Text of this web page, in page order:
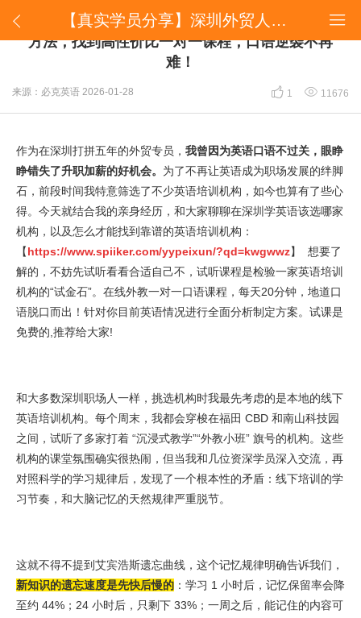
 
【真实学员分享】深圳外贸人亲测英语机构：选对方法，找到高性价比一对一课程，口语逆袭不再难！
【真实学员分享】深圳外贸人亲测英语机构：选对
方法，找到高性价比一对一课程，口语逆袭不再
难！
来源：必克英语 2026-01-28  1  11676
作为在深圳打拼五年的外贸专员， 我曾因为英语口语不过关，眼睁
睁错失了升职加薪的好机会。 为了不再让英语成为职场发展的绊脚
石，前段时间我特意筛选了不少英语培训机构，如今也算有了些心
得。今天就结合我的亲身经历，和大家聊聊在深圳学英语该选哪家
机构，以及怎么才能找到靠谱的英语培训机构：
【https://www.spiiker.com/yypeixun/?qd=kwgwwz】 想要了
解的，不妨先试听看看合适自己不，试听课程是检验一家英语培训
机构的“试金石”。在线外教一对一口语课程，每天20分钟，地道口
语脱口而出！针对你目前英语情况进行全面分析制定方案。试课是
免费的,推荐给大家!
和大多数深圳职场人一样，挑选机构时我最先考虑的是本地的线下
英语培训机构。每个周末，我都会穿梭在福田 CBD 和南山科技园
之间，试听了多家打着 “沉浸式教学”“外教小班” 旗号的机构。这些
机构的课堂氛围确实很热闹，但当我和几位资深学员深入交流，再
对照科学的学习规律后，发现了一个根本性的矛盾：线下培训的学
习节奏，和大脑记忆的天然规律严重脱节。
这就不得不提到艾宾浩斯遗忘曲线，这个记忆规律明确告诉我们，
新知识的遗忘速度是先快后慢的 ：学习 1 小时后，记忆保留率会降
至约 44%；24 小时后，只剩下 33%；一周之后，能记住的内容可